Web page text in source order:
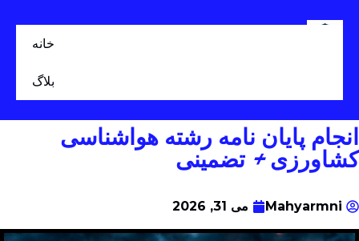
خانه
بلاگ
انجام پایان نامه رشته هواشناسی
کشاورزی + تضمینی
Mahyarmni می 31, 2026